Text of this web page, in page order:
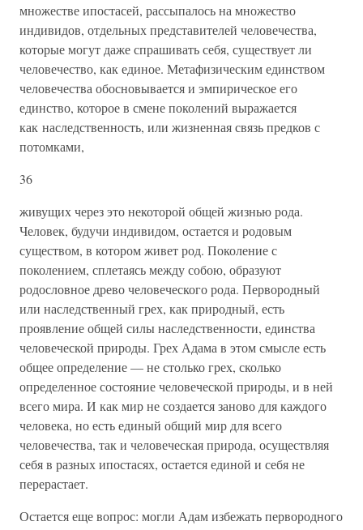
множестве ипостасей, рассыпалось на множество
индивидов, отдельных представителей человечества,
которые могут даже спрашивать себя, существует ли
человечество, как единое. Метафизическим единством
человечества обосновывается и эмпирическое его
единство, которое в смене поколений выражается
как наследст­венность, или жизненная связь предков с
потомками,
36
живущих через это некоторой общей жизнью рода.
Человек, будучи инди­видом, остается и родовым
существом, в котором живет род. По­коление с
поколением, сплетаясь между собою, образуют
родословное древо человеческого рода. Первородный
или наслед­ственный грех, как природный, есть
проявление общей силы на­следственности, единства
человеческой природы. Грех Адама в этом смысле есть
общее определение — не столько грех, сколько
определенное состояние человеческой природы, и в ней
всего мира. И как мир не создается заново для каждого
человека, но есть единый общий мир для всего
человечества, так и человеческая природа, осуществляя
себя в разных ипостасях, остается единой и себя не
перерастает.
Остается еще вопрос: могли Адам избежать первородного